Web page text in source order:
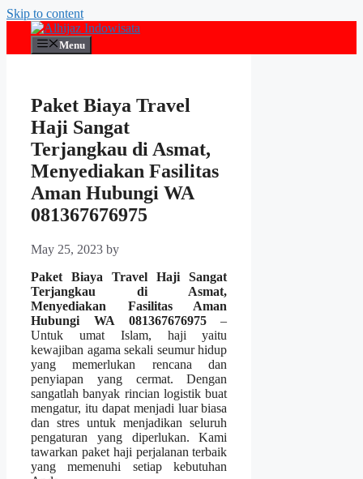
Skip to content
Menu
Paket Biaya Travel
Haji Sangat
Terjangkau di Asmat,
Menyediakan Fasilitas
Aman Hubungi WA
081367676975
May 25, 2023 by
Paket Biaya Travel Haji Sangat
Terjangkau di Asmat,
Menyediakan Fasilitas Aman
Hubungi WA 081367676975–
Untuk umat Islam, haji yaitu
kewajiban agama sekali seumur hidup
yang memerlukan rencana dan
penyiapan yang cermat. Dengan
sangatlah banyak rincian logistik buat
mengatur, itu dapat menjadi luar biasa
dan stres untuk menjadikan seluruh
pengaturan yang diperlukan. Kami
tawarkan paket haji perjalanan terbaik
yang memenuhi setiap kebutuhan